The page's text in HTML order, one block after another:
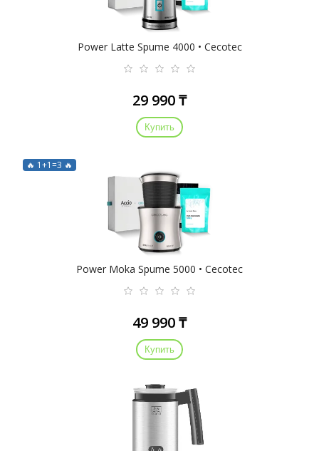
Power Latte Spume 4000 • Cecotec
29 990 ₸
Купить
🔥 1+1=3 🔥
Power Moka Spume 5000 • Cecotec
49 990 ₸
Купить